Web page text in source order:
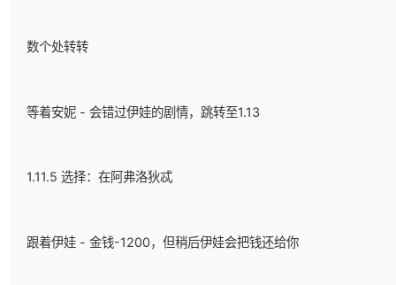
数个处转转
等着安妮 - 会错过伊娃的剧情，跳转至1.13
1.11.5 选择：在阿弗洛狄忒
跟着伊娃 - 金钱-1200，但稍后伊娃会把钱还给你